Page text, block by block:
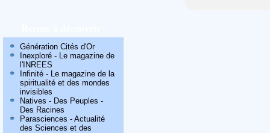
Génération Cités d'Or
Inexploré - Le magazine de
l'INREES
Infinité - Le magazine de la
spiritualité et des mondes
invisibles
Natives - Des Peuples -
Des Racines
Parasciences - Actualité
des Sciences et des